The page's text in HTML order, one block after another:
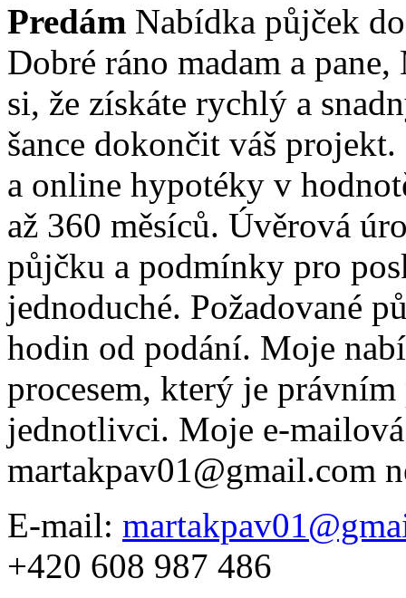
Predám Nabídka půjček
Dobré ráno madam a
si, že získáte rychlý a
šance dokončit váš
a online hypotéky v
až 360 měsíců. Úvěrová
půjčku a podmínky pro
jednoduché. Požadované
hodin od podání. Moje
procesem, který je
jednotlivci. Moje e-mailová
martakpav01@gmail.com
E-mail:
+420 608 987 486